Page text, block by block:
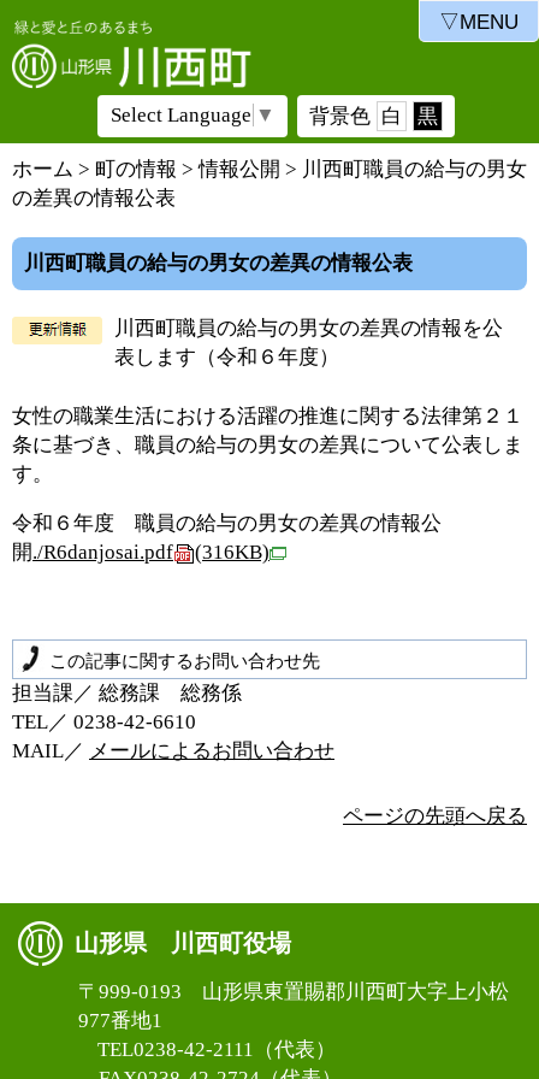
Select Language ▼ 背景色 白 黒
ホーム > 町の情報 >情報公開 > 川西町職員の給与の男女
の差異の情報公表
川西町職員の給与の男女の差異の情報公表
川西町職員の給与の男女の差異の情報を公
表します（令和６年度）
女性の職業生活における活躍の推進に関する法律第２１
条に基づき、職員の給与の男女の差異について公表しま
す。
令和６年度 職員の給与の男女の差異の情報公
開./R6danjosai.pdf (316KB)
この記事に関するお問い合わせ先
担当課／ 総務課 総務係
TEL／ 0238‐42‐6610
MAIL／ メールによるお問い合わせ
ページの先頭へ戻る
山形県 川西町役場
〒999-0193 山形県東置賜郡川西町大字上小松
977番地1
TEL0238-42-2111（代表）
▽MENU